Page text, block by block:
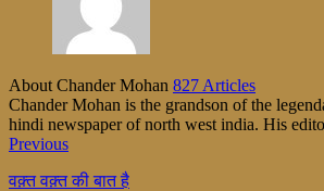
About Chander Mohan 827 Articles
Chander Mohan is the grandson of the
hindi newspaper of north west india. His
Previous
वक़्त वक़्त की बात है